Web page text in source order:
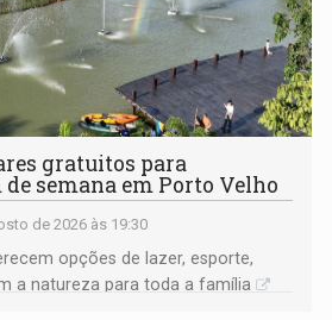
gratuitos para
semana em Porto Velho
de 2026 às 19:30
opções de lazer, esporte,
a natureza para toda a família